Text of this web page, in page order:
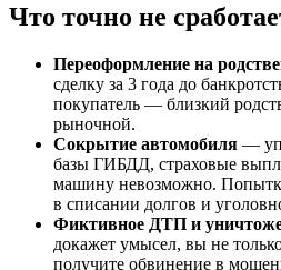
Что точно не
Переоформление на
сделку за 3 года до
покупатель — близкий
рыночной.
Сокрытие автомобиля —
базы ГИБДД, страховые
машину невозможно.
в списании долгов и
Фиктивное ДТП и
докажет умысел, вы не
получите обвинение в